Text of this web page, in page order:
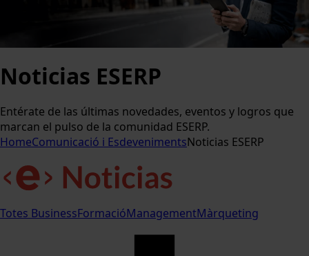
Noticias ESERP
Entérate de las últimas novedades, eventos y logros que
marcan el pulso de la comunidad ESERP.
HomeComunicació i EsdevenimentsNoticias ESERP
Totes BusinessFormacióManagementMàrqueting